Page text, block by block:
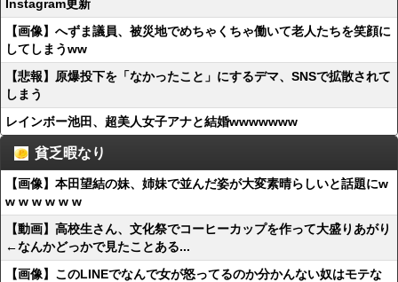
Instagram更新
【画像】へずま議員、被災地でめちゃくちゃ働いて老人たちを笑顔に
してしまうww
【悲報】原爆投下を「なかったこと」にするデマ、SNSで拡散されて
しまう
レインボー池田、超美人女子アナと結婚wwwwwww
貧乏暇なり
【画像】本田望結の妹、姉妹で並んだ姿が大変素晴らしいと話題にw
w w w w w w
【動画】高校生さん、文化祭でコーヒーカップを作って大盛りあがり
←なんかどっかで見たことある...
【画像】このLINEでなんで女が怒ってるのか分かんない奴はモテな